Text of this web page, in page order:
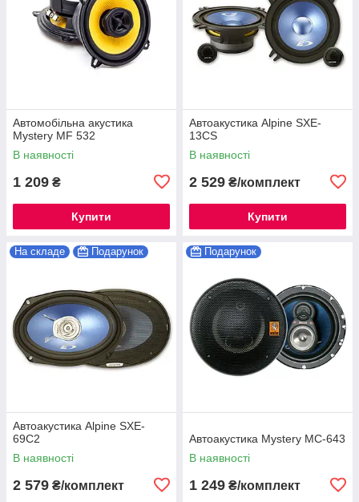
Автомобільна акустика
Mystery MF 532
В наявності
1 209 ₴
Купити
Автоакустика Alpine SXE-
13CS
В наявності
2 529 ₴/комплект
Купити
На складе Подарунок
Автоакустика Alpine SXE-
69C2
В наявності
2 579 ₴/комплект
Подарунок
Автоакустика Mystery MC-643
В наявності
1 249 ₴/комплект